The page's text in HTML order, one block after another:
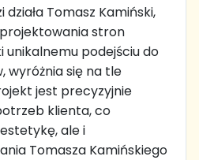
Tomasz Kamiński,
stron
podejściu do
wyróżnia się na tle
jest precyzyjnie
klienta, co
ale i
Tomasza Kamińskiego